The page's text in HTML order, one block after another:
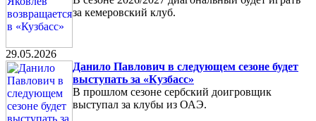
за кемеровский клуб.
29.05.2026
Данило Павлович в следующем сезоне будет
выступать за «Кузбасс»
В прошлом сезоне сербский доигровщик
выступал за клубы из ОАЭ.